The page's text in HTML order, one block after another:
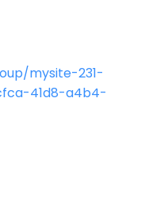
mysite-231-
41d8-a4b4-